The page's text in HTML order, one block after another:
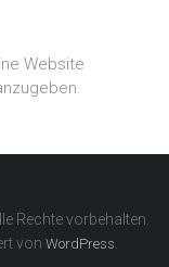
Website
Rechte vorbehalten.
vonWordPress